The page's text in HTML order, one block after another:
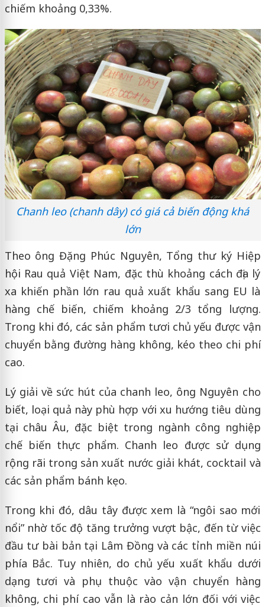
chiếm khoảng 0,33%.
Chanh leo (chanh dây) có giá cả biến động khá
lớn
Theo ông Đặng Phúc Nguyên, Tổng thư ký Hiệp
hội Rau quả Việt Nam, đặc thù khoảng cách địa lý
xa khiến phần lớn rau quả xuất khẩu sang EU là
hàng chế biến, chiếm khoảng 2/3 tổng lượng.
Trong khi đó, các sản phẩm tươi chủ yếu được vận
chuyển bằng đường hàng không, kéo theo chi phí
cao.
Lý giải về sức hút của chanh leo, ông Nguyên cho
biết, loại quả này phù hợp với xu hướng tiêu dùng
tại châu Âu, đặc biệt trong ngành công nghiệp
chế biến thực phẩm. Chanh leo được sử dụng
rộng rãi trong sản xuất nước giải khát, cocktail và
các sản phẩm bánh kẹo.
Trong khi đó, dâu tây được xem là “ngôi sao mới
nổi” nhờ tốc độ tăng trưởng vượt bậc, đến từ việc
đầu tư bài bản tại Lâm Đồng và các tỉnh miền núi
phía Bắc. Tuy nhiên, do chủ yếu xuất khẩu dưới
dạng tươi và phụ thuộc vào vận chuyển hàng
không, chi phí cao vẫn là rào cản lớn đối với việc